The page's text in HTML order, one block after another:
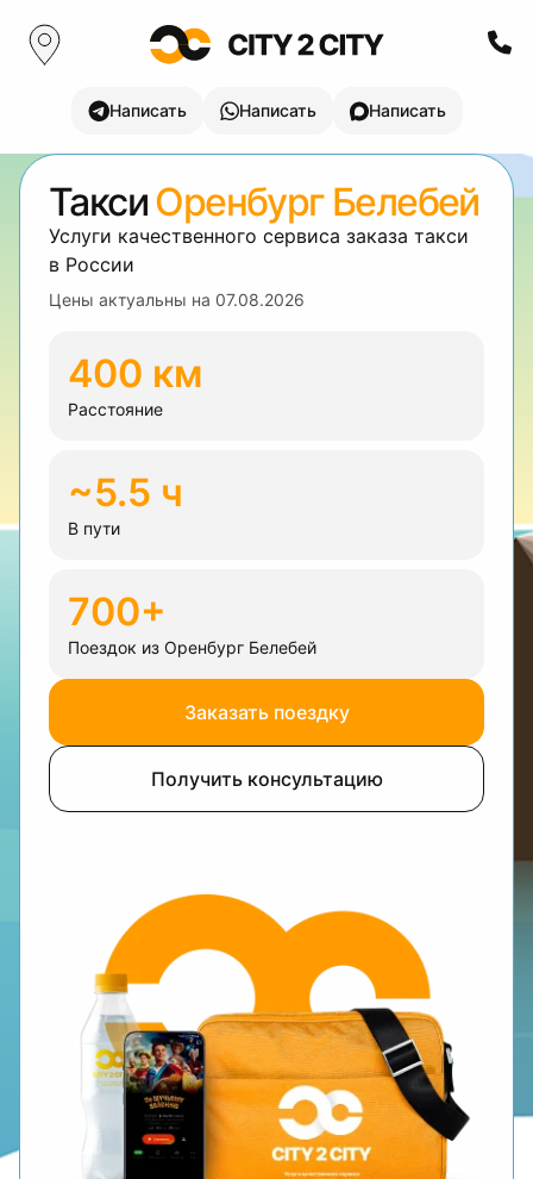
Написать Написать Написать
ТаксиОренбург Белебей
Услуги качественного сервиса заказа такси
в России
Цены актуальны на 07.08.2026
400 км
Расстояние
~5.5 ч
В пути
700+
Поездок из Оренбург Белебей
Заказать поездку
Получить консультацию